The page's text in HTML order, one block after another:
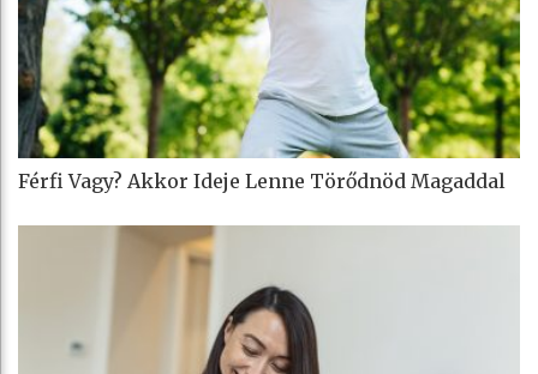
Férfi Vagy? Akkor Ideje Lenne Törődnöd Magaddal